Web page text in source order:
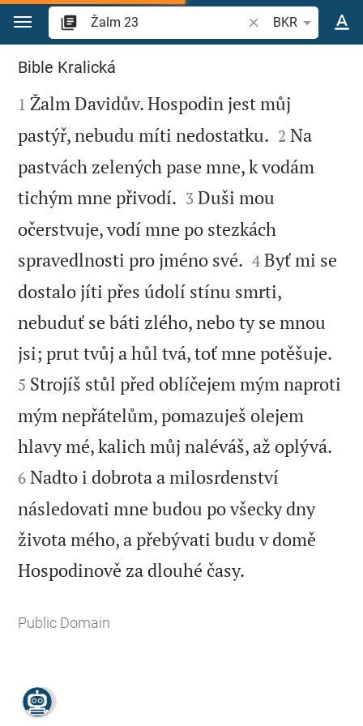
Přejít na obsah
Vyhledat biblický
BKR
Žalm 23
Bible Kralická

1 Žalm Davidův. Hospodin jest můj
pastýř, nebudu míti nedostatku. 

2 Na
pastvách zelených pase mne, k vodám
tichým mne přivodí. 

3 Duši mou
očerstvuje, vodí mne po stezkách
spravedlnosti pro jméno své. 

4 Byť mi se
dostalo jíti přes údolí stínu smrti,
nebuduť se báti zlého, nebo ty se mnou
jsi; prut tvůj a hůl tvá, toť mne potěšuje.
5 Strojíš stůl před oblíčejem mým naproti
mým nepřátelům, pomazuješ olejem
hlavy mé, kalich můj naléváš, až oplývá.
6 Nadto i dobrota a milosrdenství
následovati mne budou po všecky dny
života mého, a přebývati budu v domě
Hospodinově za dlouhé časy.
Public Domain